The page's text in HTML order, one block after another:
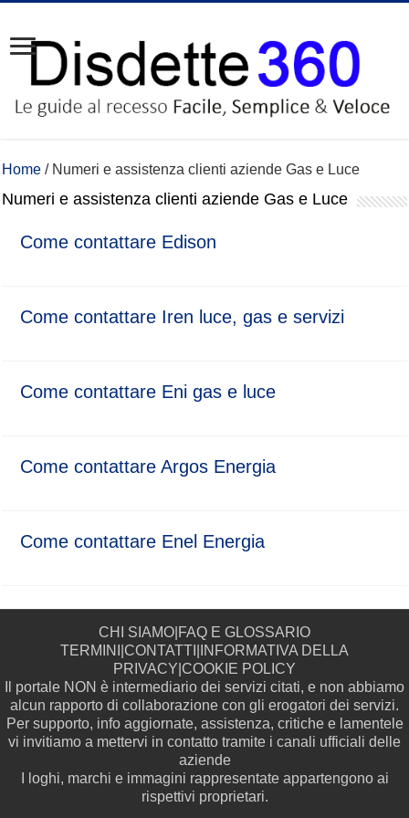
Home / Numeri e assistenza clienti aziende Gas e Luce
Numeri e assistenza clienti aziende Gas e Luce
Come contattare Edison
Come contattare Iren luce, gas e servizi
Come contattare Eni gas e luce
Come contattare Argos Energia
Come contattare Enel Energia
CHI SIAMO FAQ E GLOSSARIO
TERMINI
CONTATTI
INFORMATIVA DELLA
PRIVACY COOKIE POLICY
Il portale NON è intermediario dei servizi citati, e non abbiamo
alcun rapporto di collaborazione con gli erogatori dei servizi.
Per supporto, info aggiornate, assistenza, critiche e lamentele
vi invitiamo a mettervi in contatto tramite i canali ufficiali delle
aziende
I loghi, marchi e immagini rappresentate appartengono ai
rispettivi proprietari.